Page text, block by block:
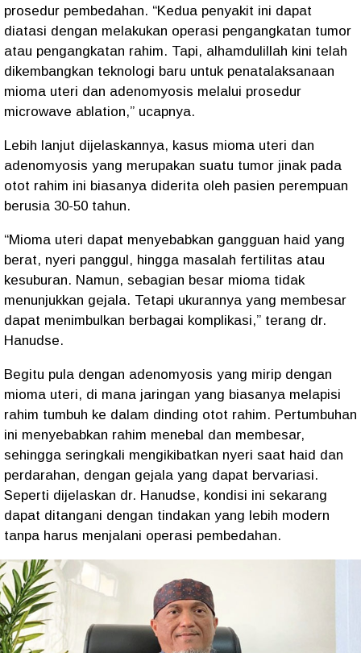
prosedur pembedahan. “Kedua penyakit ini dapat
diatasi dengan melakukan operasi pengangkatan tumor
atau pengangkatan rahim. Tapi, alhamdulillah kini telah
dikembangkan teknologi baru untuk penatalaksanaan
mioma uteri dan adenomyosis melalui prosedur
microwave ablation,” ucapnya.
Lebih lanjut dijelaskannya, kasus mioma uteri dan
adenomyosis yang merupakan suatu tumor jinak pada
otot rahim ini biasanya diderita oleh pasien perempuan
berusia 30-50 tahun.
“Mioma uteri dapat menyebabkan gangguan haid yang
berat, nyeri panggul, hingga masalah fertilitas atau
kesuburan. Namun, sebagian besar mioma tidak
menunjukkan gejala. Tetapi ukurannya yang membesar
dapat menimbulkan berbagai komplikasi,” terang dr.
Hanudse.
Begitu pula dengan adenomyosis yang mirip dengan
mioma uteri, di mana jaringan yang biasanya melapisi
rahim tumbuh ke dalam dinding otot rahim. Pertumbuhan
ini menyebabkan rahim menebal dan membesar,
sehingga seringkali mengikibatkan nyeri saat haid dan
perdarahan, dengan gejala yang dapat bervariasi.
Seperti dijelaskan dr. Hanudse, kondisi ini sekarang
dapat ditangani dengan tindakan yang lebih modern
tanpa harus menjalani operasi pembedahan.